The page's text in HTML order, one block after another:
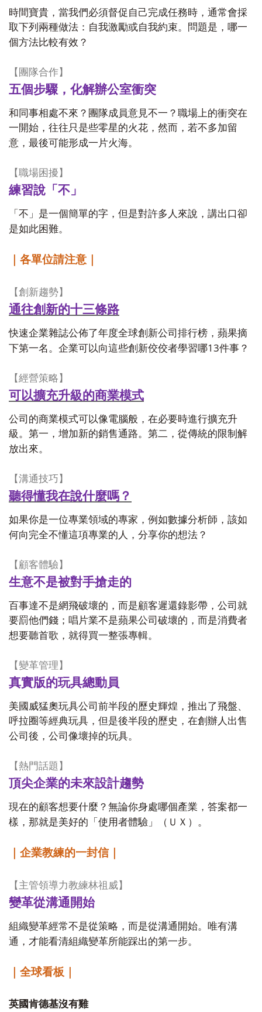
時間寶貴，當我們必須督促自己完成任務時，通常會採
取下列兩種做法：自我激勵或自我約束。問題是，哪一
個方法比較有效？
【團隊合作】
五個步驟，化解辦公室衝突
和同事相處不來？團隊成員意見不一？職場上的衝突在
一開始，往往只是些零星的火花，然而，若不多加留
意，最後可能形成一片火海。
【職場困擾】
練習說「不」
「不」是一個簡單的字，但是對許多人來說，講出口卻
是如此困難。
｜各單位請注意｜
【創新趨勢】
通往創新的十三條路
快速企業雜誌公佈了年度全球創新公司排行榜，蘋果摘
下第一名。企業可以向這些創新佼佼者學習哪13件事？
【經營策略】
可以擴充升級的商業模式
公司的商業模式可以像電腦般，在必要時進行擴充升
級。第一，增加新的銷售通路。第二，從傳統的限制解
放出來。
【溝通技巧】
聽得懂我在說什麼嗎？
如果你是一位專業領域的專家，例如數據分析師，該如
何向完全不懂這項專業的人，分享你的想法？
【顧客體驗】
生意不是被對手搶走的
百事達不是網飛破壞的，而是顧客遲還錄影帶，公司就
要罰他們錢；唱片業不是蘋果公司破壞的，而是消費者
想要聽首歌，就得買一整張專輯。
【變革管理】
真實版的玩具總動員
美國威猛奧玩具公司前半段的歷史輝煌，推出了飛盤、
呼拉圈等經典玩具，但是後半段的歷史，在創辦人出售
公司後，公司像壞掉的玩具。
【熱門話題】
頂尖企業的未來設計趨勢
現在的顧客想要什麼？無論你身處哪個產業，答案都一
樣，那就是美好的「使用者體驗」（ＵＸ）。
｜企業教練的一封信｜
【主管領導力教練林祖威】
變革從溝通開始
組織變革經常不是從策略，而是從溝通開始。唯有溝
通，才能看清組織變革所能踩出的第一步。
｜全球看板｜
英國肯德基沒有雞